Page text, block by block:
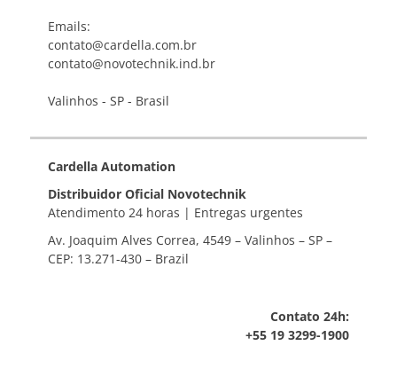
Emails:
contato@cardella.com.br
contato@novotechnik.ind.br
Valinhos - SP - Brasil
Cardella Automation
Distribuidor Oficial Novotechnik
Atendimento 24 horas | Entregas urgentes
Av. Joaquim Alves Correa, 4549 – Valinhos – SP –
CEP: 13.271-430 – Brazil
Contato 24h:
+55 19 3299-1900